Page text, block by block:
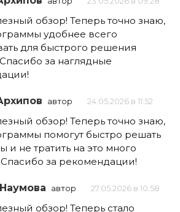
обзор! Теперь точно знаю,
удобнее всего
для быстрого решения
за наглядные
автор 24.05.2026 в 11:52
обзор! Теперь точно знаю,
помогут быстро решать
и не тратить на это много
за рекомендации!
автор 27.05.2026 в 10:58
обзор! Теперь стало